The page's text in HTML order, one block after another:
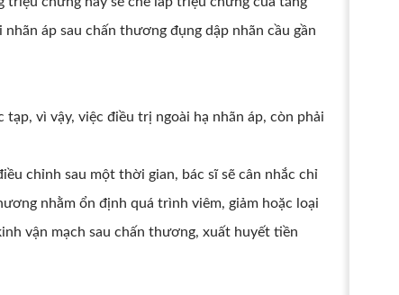
áp sau chấn thương đụng dập nhãn cầu gần
vì vậy, việc điều trị ngoài hạ nhãn áp, còn phải
chỉnh sau một thời gian, bác sĩ sẽ cân nhắc chỉ
nhằm ổn định quá trình viêm, giảm hoặc loại
vận mạch sau chấn thương, xuất huyết tiền